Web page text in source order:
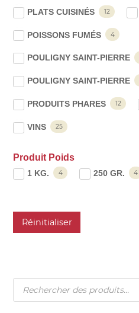
PLATS CUISINÉS 12
POISSONS FUMÉS 4
POULIGNY SAINT-PIERRE
POULIGNY SAINT-PIERRE
PRODUITS PHARES 12
VINS 25
Produit Poids
1 KG. 4 250 GR. 4
Recherche
de
produits